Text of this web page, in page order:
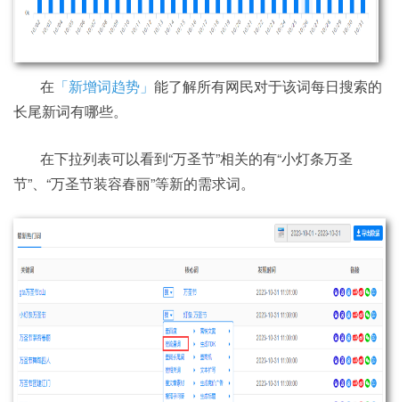
在 「新增词趋势」 能了解所有网民对于该词每日搜索的
长尾新词有哪些。
在下拉列表可以看到“万圣节”相关的有“小灯条万圣
节”、“万圣节装容春丽”等新的需求词。